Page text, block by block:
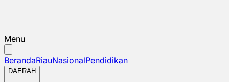
Menu
BerandaRiauNasionalPendidikan
DAERAH